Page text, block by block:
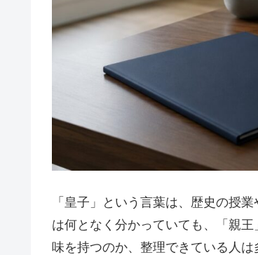
「皇子」という言葉は、歴史の授
は何となく分かっていても、「親
味を持つのか、整理できている人は